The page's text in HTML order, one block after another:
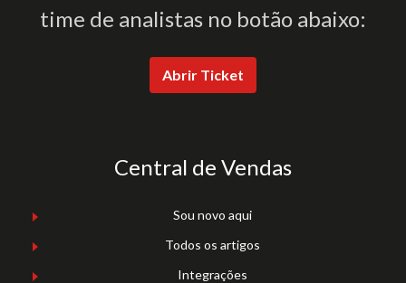
time de analistas no botão abaixo:
Abrir Ticket
Central de Vendas
Sou novo aqui
Todos os artigos
Integrações